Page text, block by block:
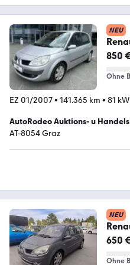
NEU
850
Ohne
EZ 01/2007• 141.365 km • 81
AutoRodeo Auktions- u
AT-8054 Graz
NEU
650
Ohne